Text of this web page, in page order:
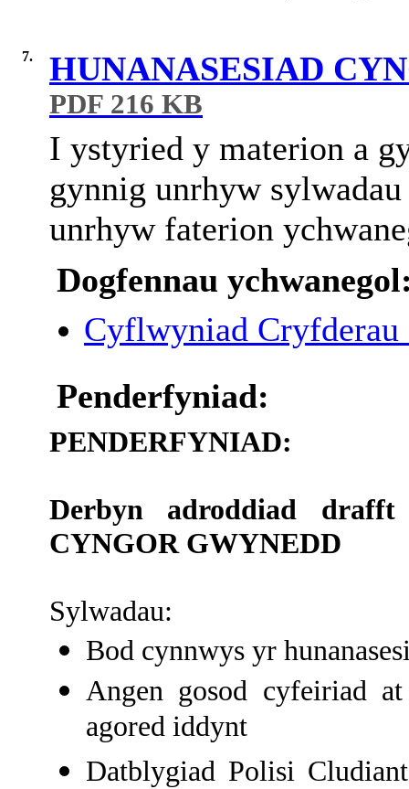
7. HUNANASESIAD
PDF 216 KB
I ystyried y materion a
gynnig unrhyw
unrhyw faterion
Dogfennau
Cyflwyniad
Penderfyniad:
PENDERFYNIAD:
Derbyn adroddiad
CYNGOR GWYNEDD
Sylwadau:
Bod cynnwys yr
Angen gosod cyfeiriad
agored iddynt
Datblygiad Polisi